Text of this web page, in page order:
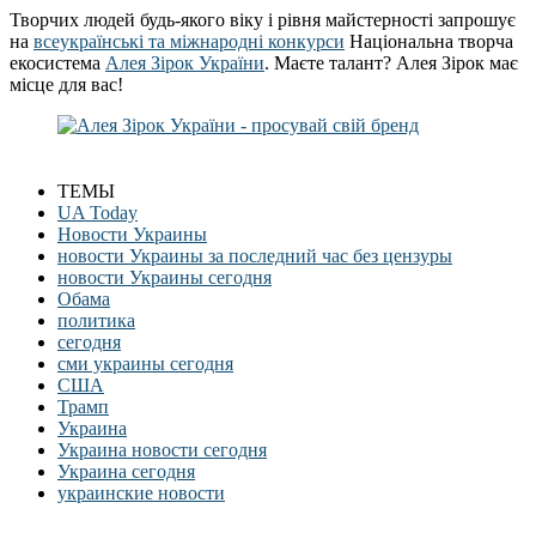
Творчих людей будь-якого віку і рівня майстерності запрошує
на всеукраїнські та міжнародні конкурси Національна творча
екосистема Алея Зірок України. Маєте талант? Алея Зірок має
місце для вас!
ТЕМЫ
UA Today
Новости Украины
новости Украины за последний час без цензуры
новости Украины сегодня
Обама
политика
сегодня
сми украины сегодня
США
Трамп
Украина
Украина новости сегодня
Украина сегодня
украинские новости